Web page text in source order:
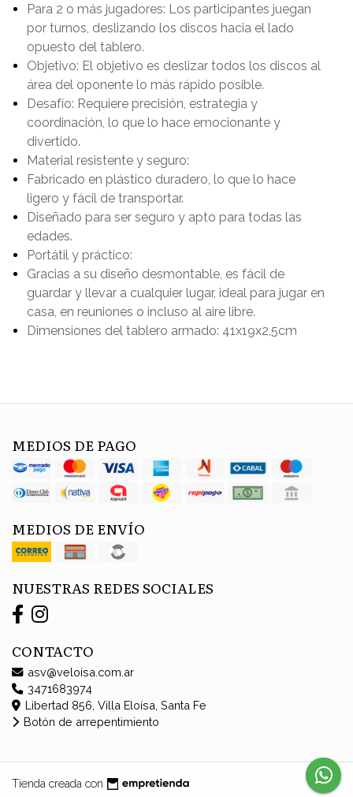
Para 2 o más jugadores: Los participantes juegan
por turnos, deslizando los discos hacia el lado
opuesto del tablero.
Objetivo: El objetivo es deslizar todos los discos al
área del oponente lo más rápido posible.
Desafío: Requiere precisión, estrategia y
coordinación, lo que lo hace emocionante y
divertido.
Material resistente y seguro:
Fabricado en plástico duradero, lo que lo hace
ligero y fácil de transportar.
Diseñado para ser seguro y apto para todas las
edades.
Portátil y práctico:
Gracias a su diseño desmontable, es fácil de
guardar y llevar a cualquier lugar, ideal para jugar en
casa, en reuniones o incluso al aire libre.
Dimensiones del tablero armado: 41x19x2,5cm
MEDIOS DE PAGO
MEDIOS DE ENVÍO
NUESTRAS REDES SOCIALES
CONTACTO
asv@veloisa.com.ar
3471683974
Libertad 856, Villa Eloísa, Santa Fe
Botón de arrepentimiento
Tienda creada con